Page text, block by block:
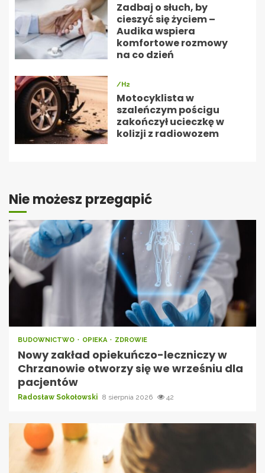
Zadbaj o słuch, by
cieszyć się życiem –
Audika wspiera
komfortowe rozmowy
na co dzień
/H2
Motocyklista w
szaleńczym pościgu
zakończył ucieczkę w
kolizji z radiowozem
Nie możesz przegapić
BUDOWNICTWO OPIEKA ZDROWIE
Nowy zakład opiekuńczo-leczniczy w
Chrzanowie otworzy się we wrześniu dla
pacjentów
Radosław Sokołowski 8 sierpnia 2026 42